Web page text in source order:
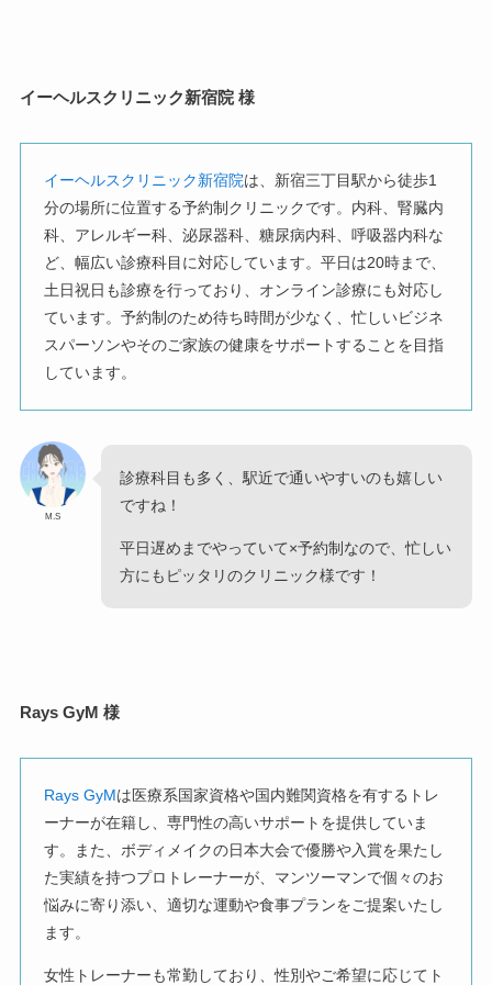
イーヘルスクリニック新宿院 様
イーヘルスクリニック新宿院は、新宿三丁目駅から徒歩1
分の場所に位置する予約制クリニックです。内科、腎臓内
科、アレルギー科、泌尿器科、糖尿病内科、呼吸器内科な
ど、幅広い診療科目に対応しています。平日は20時まで、
土日祝日も診療を行っており、オンライン診療にも対応し
ています。予約制のため待ち時間が少なく、忙しいビジネ
スパーソンやそのご家族の健康をサポートすることを目指
しています。
M.S
診療科目も多く、駅近で通いやすいのも嬉しい
ですね！
平日遅めまでやっていて×予約制なので、忙しい
方にもピッタリのクリニック様です！
Rays GyM 様
Rays GyMは医療系国家資格や国内難関資格を有するトレ
ーナーが在籍し、専門性の高いサポートを提供していま
す。また、ボディメイクの日本大会で優勝や入賞を果たし
た実績を持つプロトレーナーが、マンツーマンで個々のお
悩みに寄り添い、適切な運動や食事プランをご提案いたし
ます。
女性トレーナーも常勤しており、性別やご希望に応じてト